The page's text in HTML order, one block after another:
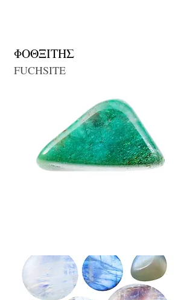
ΦΟΘΞΙΤΗΣ
FUCHSITE